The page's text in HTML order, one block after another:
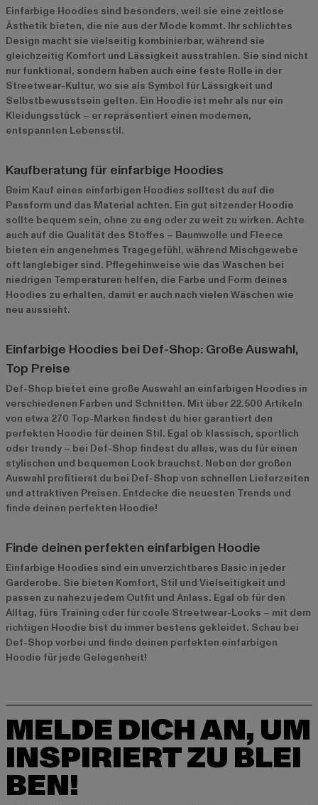
Einfarbige Hoodies sind besonders, weil sie eine zeitlose
Ästhetik bieten, die nie aus der Mode kommt. Ihr schlichtes
Design macht sie vielseitig kombinierbar, während sie
gleichzeitig Komfort und Lässigkeit ausstrahlen. Sie sind nicht
nur funktional, sondern haben auch eine feste Rolle in der
Streetwear-Kultur, wo sie als Symbol für Lässigkeit und
Selbstbewusstsein gelten. Ein Hoodie ist mehr als nur ein
Kleidungsstück – er repräsentiert einen modernen,
entspannten Lebensstil.
Kaufberatung für einfarbige Hoodies
Beim Kauf eines einfarbigen Hoodies solltest du auf die
Passform und das Material achten. Ein gut sitzender Hoodie
sollte bequem sein, ohne zu eng oder zu weit zu wirken. Achte
auch auf die Qualität des Stoffes – Baumwolle und Fleece
bieten ein angenehmes Tragegefühl, während Mischgewebe
oft langlebiger sind. Pflegehinweise wie das Waschen bei
niedrigen Temperaturen helfen, die Farbe und Form deines
Hoodies zu erhalten, damit er auch nach vielen Wäschen wie
neu aussieht.
Einfarbige Hoodies bei Def-Shop: Große Auswahl,
Top Preise
Def-Shop bietet eine große Auswahl an einfarbigen Hoodies in
verschiedenen Farben und Schnitten. Mit über 22.500 Artikeln
von etwa 270 Top-Marken findest du hier garantiert den
perfekten Hoodie für deinen Stil. Egal ob klassisch, sportlich
oder trendy – bei Def-Shop findest du alles, was du für einen
stylischen und bequemen Look brauchst. Neben der großen
Auswahl profitierst du bei Def-Shop von schnellen Lieferzeiten
und attraktiven Preisen. Entdecke die neuesten Trends und
finde deinen perfekten Hoodie!
Finde deinen perfekten einfarbigen Hoodie
Einfarbige Hoodies sind ein unverzichtbares Basic in jeder
Garderobe. Sie bieten Komfort, Stil und Vielseitigkeit und
passen zu nahezu jedem Outfit und Anlass. Egal ob für den
Alltag, fürs Training oder für coole Streetwear-Looks – mit dem
richtigen Hoodie bist du immer bestens gekleidet. Schau bei
Def-Shop vorbei und finde deinen perfekten einfarbigen
Hoodie für jede Gelegenheit!
MELDE DICH AN, UM
INSPIRIERT ZU BLEI
BEN!